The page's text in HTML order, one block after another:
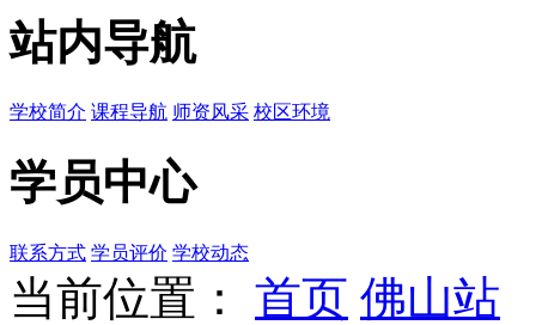
站内导航
学校简介 课程导航 师资风采 校区环境
学员中心
联系方式 学员评价 学校动态
当前位置： 首页 佛山站